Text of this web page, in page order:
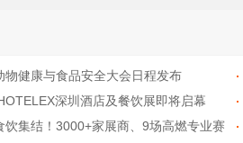
健康与食品安全大会日程发布
深圳酒店及餐饮展即将启幕
饮集结！3000+家展商、9场高燃专业赛